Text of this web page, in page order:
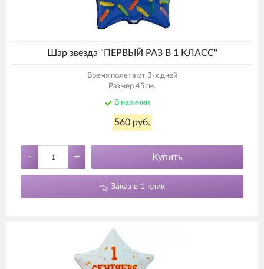
Шар звезда "ПЕРВЫЙ РАЗ В 1 КЛАСС"
Время полета от 3-х дней
Размер 45см.
В наличии
560 руб.
- + Купить
Заказ в 1 клик